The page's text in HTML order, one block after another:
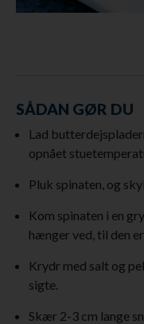
SÅDAN GØR DU
Lad
opnået
Pluk spinaten, og
Kom spinaten i en
hænger ved, til den
Krydr med salt og
sigte.
Skær 2-3 cm lange